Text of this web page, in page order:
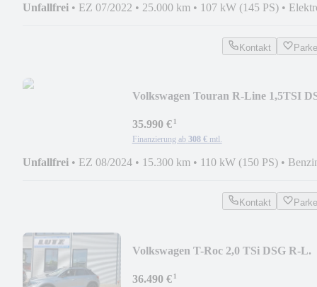
Unfallfrei • EZ 07/2022 • 25.000 km • 107 kW (145 PS) •
Kontakt
Volkswagen Touran R-Line 1,5TSI
35.990 €¹
Finanzierung ab 308 € mtl.
Unfallfrei • EZ 08/2024 • 15.300 km • 110 kW (150 PS) •
Kontakt
Volkswagen T-Roc 2,0 TSi DSG R-L.
36.490 €¹